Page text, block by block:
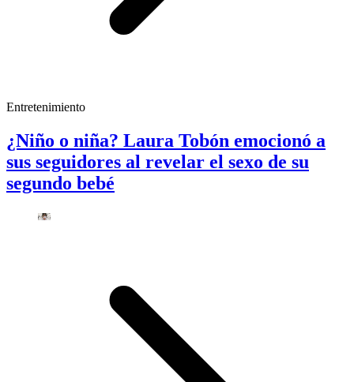
Entretenimiento
¿Niño o niña? Laura Tobón emocionó a
sus seguidores al revelar el sexo de su
segundo bebé